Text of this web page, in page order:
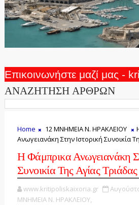
Επικοινωνήστε μαζί μας -
ΑΝΑΖΗΤΗΣΗ ΑΡΘΡΩΝ
Home 12 ΜΝΗΜΕΙΑ Ν. ΗΡΑΚΛΕΙΟΥ
Ανωγειανάκη Στην Ιστορική Συνοικία
Η Φάμπρικα Ανωγειανάκη
Συνοικία Της Αγίας Τριάδας
www.kritipoliskaixoria.gr
ΜΝΗΜΕΙΑ Ν. ΗΡΑΚΛΕΙΟΥ,